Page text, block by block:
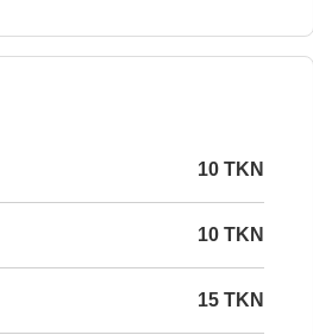
10 TKN
10 TKN
15 TKN